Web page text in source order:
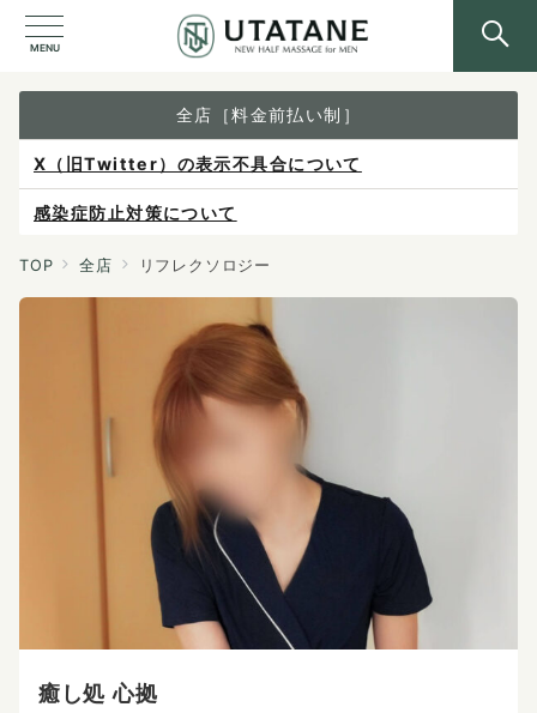
MENU
全店［料金前払い制］
感染症防止対策について
ご予約は各店へ直接お問い合わせください。
料金は当日施術前にお支払いください。
TOP 全店 リフレクソロジー
癒し処 心拠